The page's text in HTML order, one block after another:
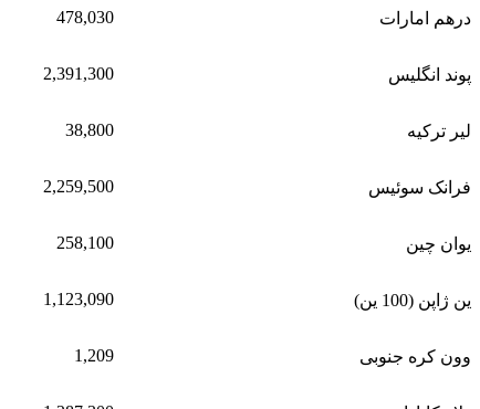
درهم امارات 478,030
پوند انگلیس 2,391,300
لیر ترکیه 38,800
فرانک سوئیس 2,259,500
یوان چین 258,100
ین ژاپن (100 ین) 1,123,090
وون کره جنوبی 1,209